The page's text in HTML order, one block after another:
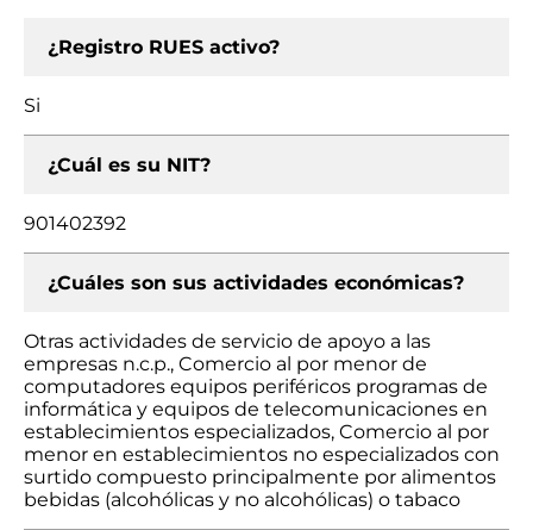
¿Registro RUES activo?
Si
¿Cuál es su NIT?
901402392
¿Cuáles son sus actividades económicas?
Otras actividades de servicio de apoyo a las
empresas n.c.p., Comercio al por menor de
computadores equipos periféricos programas de
informática y equipos de telecomunicaciones en
establecimientos especializados, Comercio al por
menor en establecimientos no especializados con
surtido compuesto principalmente por alimentos
bebidas (alcohólicas y no alcohólicas) o tabaco